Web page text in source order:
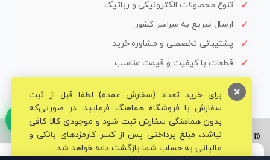
تنوع محصولات الکترونیکی و رباتیک
ارسال سریع به سراسر کشور
پشتیبانی تخصصی و مشاوره خرید
قطعات با کیفیت و قیمت مناسب
© تمامی حقوق برای فروشگاه تخصصی قم الکترونیک محفوظ می‌باشد.
برای خرید تعداد (سفارش عمده) لطفا قبل از ثبت
سفارش با فروشگاه هماهنگ فرمایید. در صورتی‌که
بدون هماهنگی سفارش ثبت شود و موجودی کالا کافی
نباشد، مبلغ پرداختی پس از کسر کارمزدهای بانکی و
مالیاتی به حساب شما بازگشت داده خواهد شد.
×